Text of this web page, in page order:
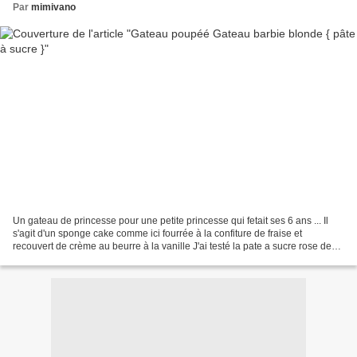
Par mimivano
Un gateau de princesse pour une petite princesse qui fetait ses 6 ans ... Il
s'agit d'un sponge cake comme ici fourrée à la confiture de fraise et
recouvert de crème au beurre à la vanille J'ai testé la pate a sucre rose de